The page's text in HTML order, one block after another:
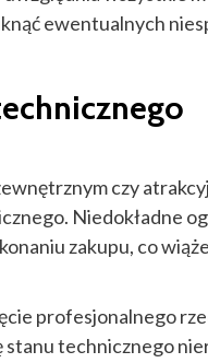
ewentualnych
czy
Niedokładne
zakupu, co
profesjonalnego
technicznego